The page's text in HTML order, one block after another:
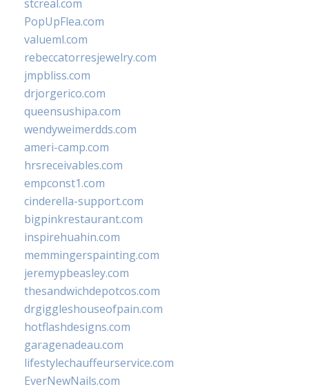
stcreal.com
PopUpFlea.com
valueml.com
rebeccatorresjewelry.com
jmpbliss.com
drjorgerico.com
queensushipa.com
wendyweimerdds.com
ameri-camp.com
hrsreceivables.com
empconst1.com
cinderella-support.com
bigpinkrestaurant.com
inspirehuahin.com
memmingerspainting.com
jeremypbeasley.com
thesandwichdepotcos.com
drgiggleshouseofpain.com
hotflashdesigns.com
garagenadeau.com
lifestylechauffeurservice.com
EverNewNails.com